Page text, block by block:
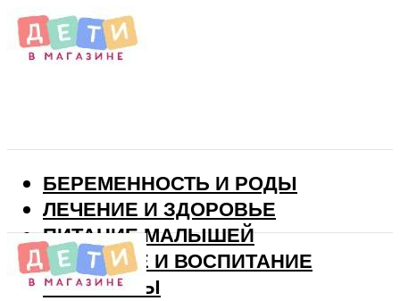
БЕРЕМЕННОСТЬ И РОДЫ
ЛЕЧЕНИЕ И ЗДОРОВЬЕ
ПИТАНИЕ МАЛЫШЕЙ
РАЗВИТИЕ И ВОСПИТАНИЕ
ВИТАМИНЫ